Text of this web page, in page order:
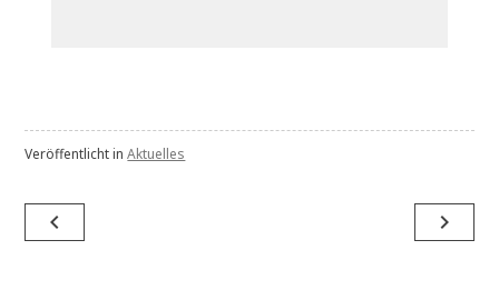
Veröffentlicht inAktuelles
Beitragsnavigation
navigate_before navigate_next